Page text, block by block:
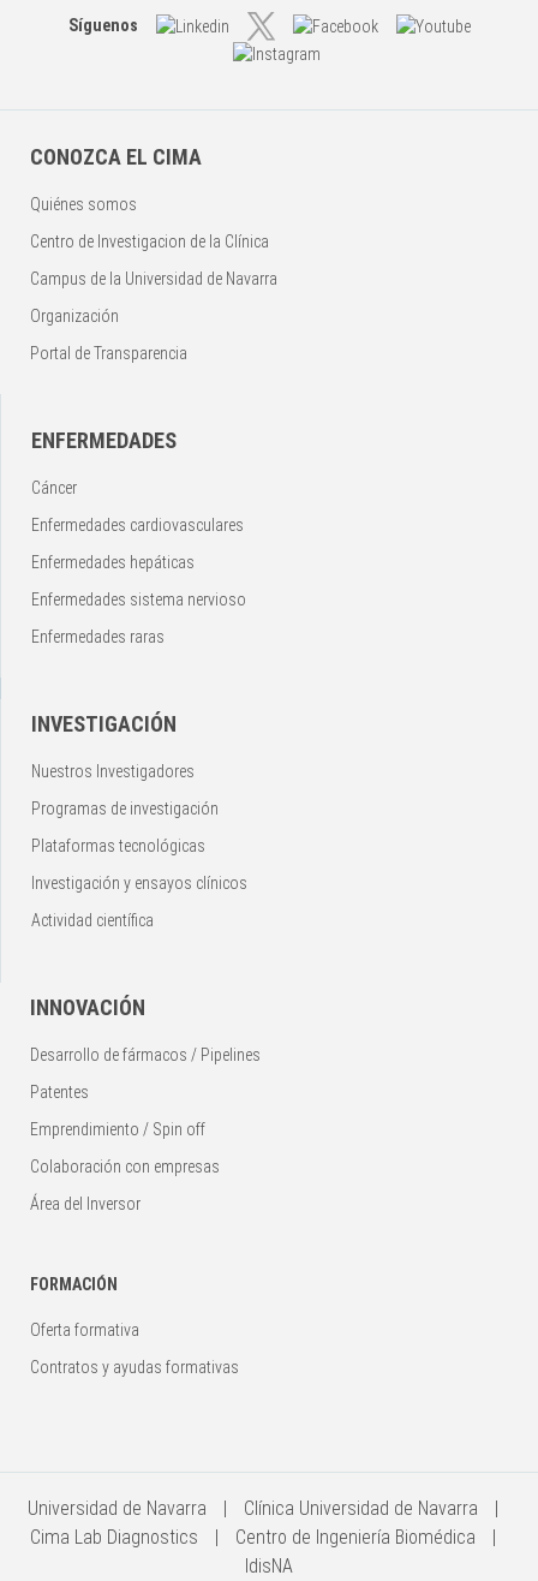
Síguenos
CONOZCA EL CIMA
Quiénes somos
Centro de Investigacion de la Clínica
Campus de la Universidad de Navarra
Organización
Portal de Transparencia
ENFERMEDADES
Cáncer
Enfermedades cardiovasculares
Enfermedades hepáticas
Enfermedades sistema nervioso
Enfermedades raras
INVESTIGACIÓN
Nuestros Investigadores
Programas de investigación
Plataformas tecnológicas
Investigación y ensayos clínicos
Actividad científica
INNOVACIÓN
Desarrollo de fármacos / Pipelines
Patentes
Emprendimiento / Spin off
Colaboración con empresas
Área del Inversor
FORMACIÓN
Oferta formativa
Contratos y ayudas formativas
Universidad de Navarra
Clínica Universidad de Navarra
Cima Lab Diagnostics
Centro de Ingeniería Biomédica
IdisNA